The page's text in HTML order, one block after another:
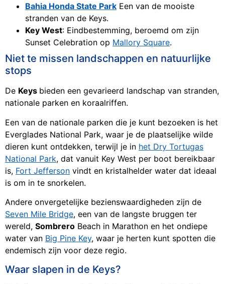
Bahia Honda State Park Een van de mooiste
stranden van de Keys.
Key West: Eindbestemming, beroemd om zijn
Sunset Celebration op Mallory Square.
Niet te missen landschappen en natuurlijke
stops
De Keys bieden een gevarieerd landschap van stranden,
nationale parken en koraalriffen.
Een van de nationale parken die je kunt bezoeken is het
Everglades National Park, waar je de plaatselijke wilde
dieren kunt ontdekken, terwijl je in het Dry Tortugas
National Park, dat vanuit Key West per boot bereikbaar
is, Fort Jefferson vindt en kristalhelder water dat ideaal
is om in te snorkelen.
Andere onvergetelijke bezienswaardigheden zijn de
Seven Mile Bridge, een van de langste bruggen ter
wereld, Sombrero Beach in Marathon en het ondiepe
water van Big Pine Key, waar je herten kunt spotten die
endemisch zijn voor deze regio.
Waar slapen in de Keys?